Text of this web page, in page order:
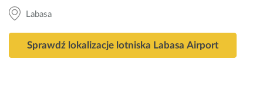
Labasa
Sprawdź lokalizacje lotniska Labasa Airport